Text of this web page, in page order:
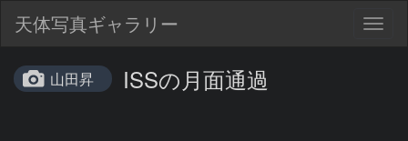
天体写真ギャラリー
山田昇 ISSの月面通過